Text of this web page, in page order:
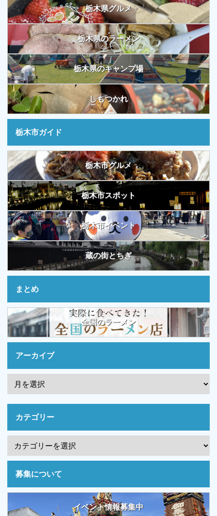
栃木県グルメ
栃木県のラーメン
栃木県のキャンプ場
しもつかれ
栃木市ガイド
栃木市グルメ
栃木市スポット
栃木市イベント
蔵の街とちぎ
まとめ
全国のラーメン
アーカイブ
カテゴリー
募集について
イベント情報募集中